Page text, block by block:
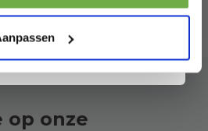
op onze
kunt je op elk moment weer afmelden.